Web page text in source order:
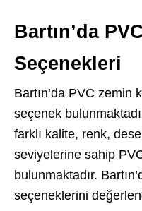
Bartın’da
Seçenekleri
Bartın’da PVC zemin
seçenek
farklı kalite, renk,
seviyelerine sahip
bulunmaktadır.
seçeneklerini